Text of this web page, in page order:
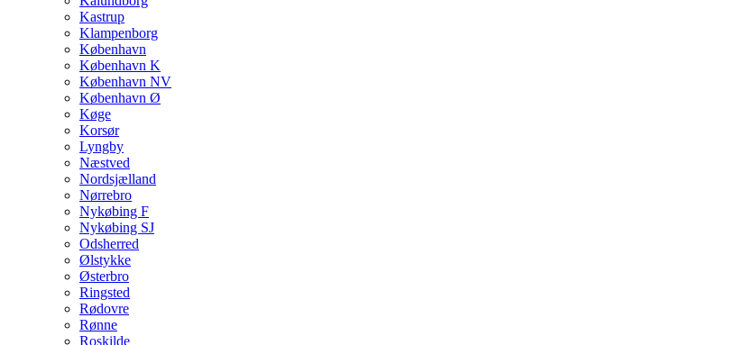
Kastrup
Klampenborg
København
København K
København NV
København Ø
Køge
Korsør
Lyngby
Næstved
Nordsjælland
Nørrebro
Nykøbing F
Nykøbing SJ
Odsherred
Ølstykke
Østerbro
Ringsted
Rødovre
Rønne
Roskilde